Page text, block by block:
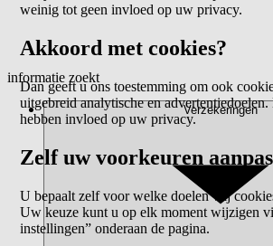
informatie zoekt
Verzekeringen
weinig tot geen invloed op uw privacy.
Akkoord met cookies?
Dan geeft u ons toestemming om ook
uitgebreid analytische en
hebben invloed op uw privacy.
Zelf uw voorkeuren
U bepaalt zelf voor welke doelen wij
Uw keuze kunt u op elk moment wijzigen
instellingen” onderaan de pagina.